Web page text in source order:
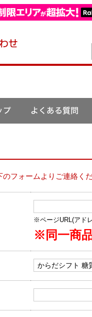
フォームよりご連絡く
※ページURL(アド
※同一商